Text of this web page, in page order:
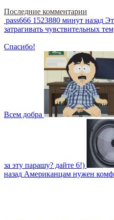
Последние комментарии
pass666 1523880 минут назад
затрагивать чувствительных
Спасибо!
Всем добра
за эту парашу? дайте 6!)
назад Американцам нужен